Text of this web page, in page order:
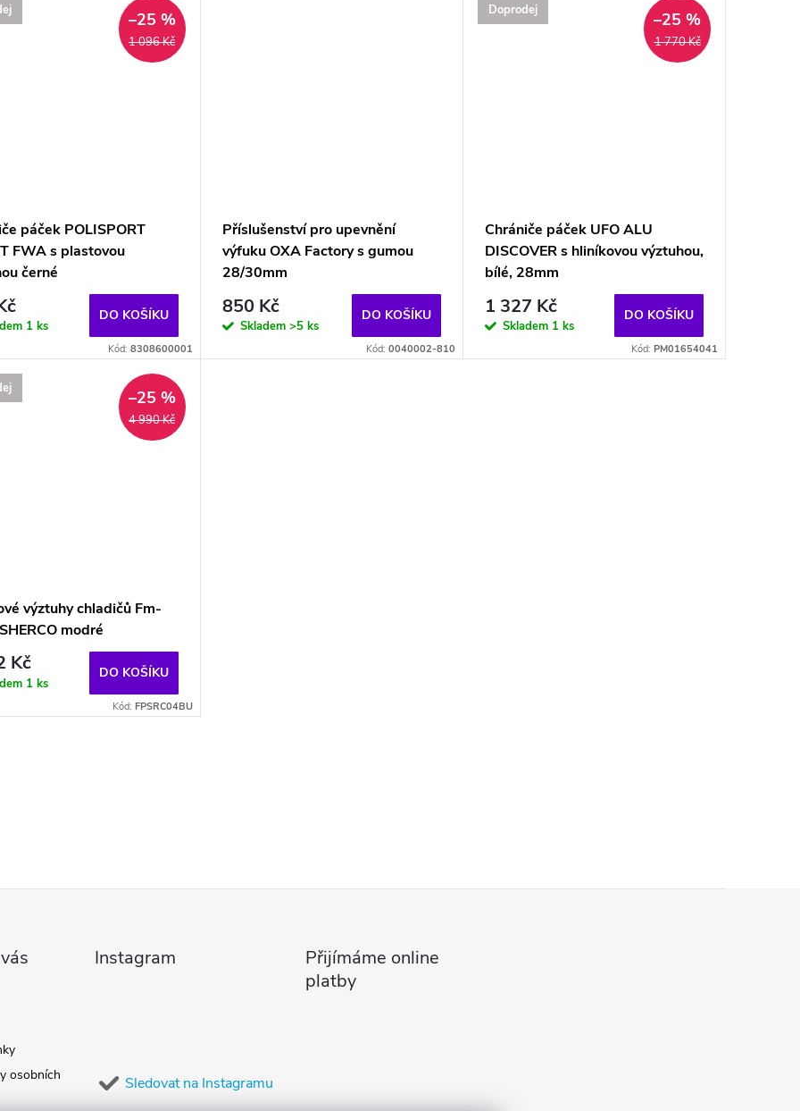
1 096 Kč
–25 %
páček POLISPORT
FWA s plastovou
černé
1 ks
DO KOŠÍKU
Kód: 8308600001
Příslušenství pro upevnění
výfuku OXA Factory s gumou
28/30mm
850 Kč
Skladem >5 ks
DO KOŠÍKU
Kód: 0040002-810
Doprodej
1 770 Kč
–25 %
Chrániče páček UFO ALU
DISCOVER s hliníkovou výztuhou,
bílé, 28mm
1 327 Kč
Skladem 1 ks
DO KOŠÍKU
Kód: PM01654041
4 990 Kč
–25 %
výztuhy chladičů Fm-
modré
Kč
1 ks
DO KOŠÍKU
Kód: FPSRC04BU
osobních
Instagram
Sledovat na Instagramu
Přijímáme online
platby